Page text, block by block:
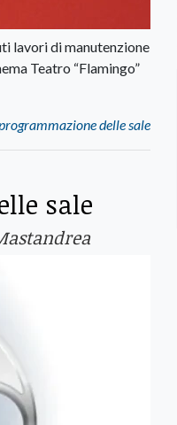
lavori di manutenzione
Teatro “Flamingo”
delle sale
sale